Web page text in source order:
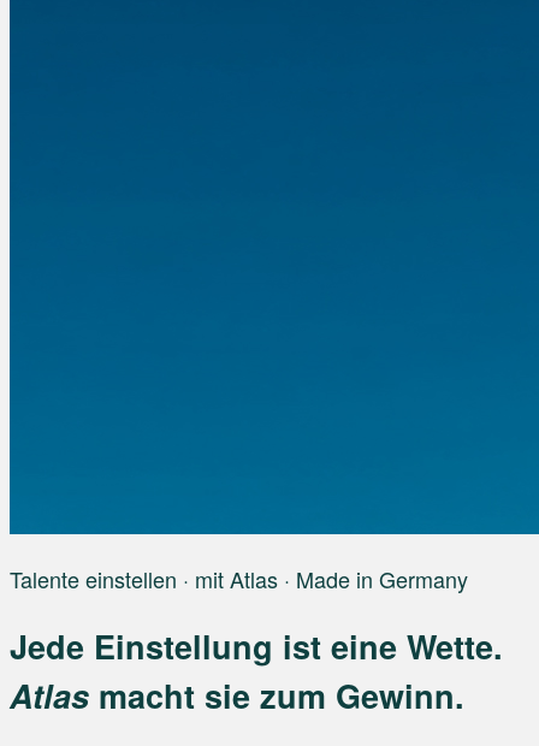
Talente einstellen · mit Atlas · Made in Germany
Jede Einstellung ist eine Wette.
Atlas macht sie zum Gewinn.